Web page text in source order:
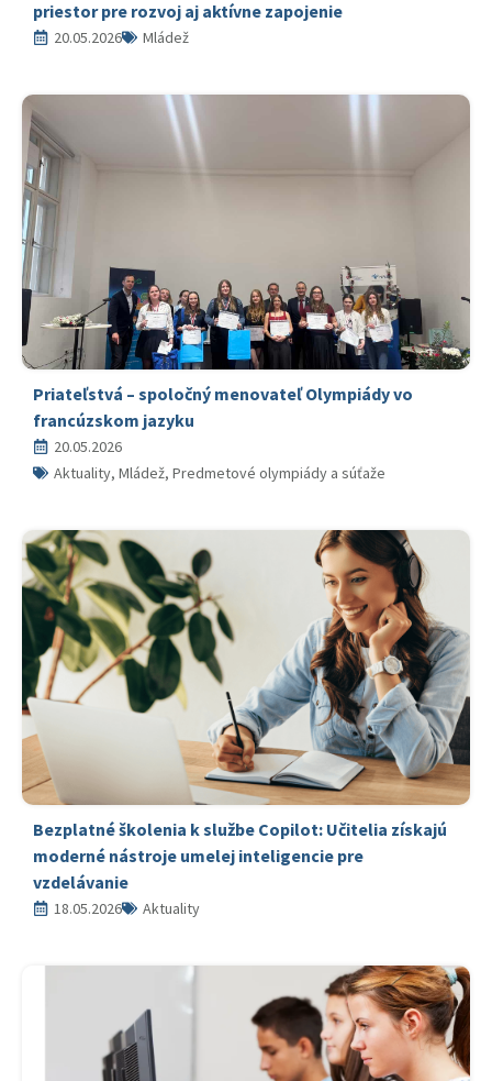
priestor pre rozvoj aj aktívne zapojenie
20.05.2026 Mládež
Priateľstvá – spoločný menovateľ Olympiády vo
francúzskom jazyku
20.05.2026
Aktuality, Mládež, Predmetové olympiády a súťaže
Bezplatné školenia k službe Copilot: Učitelia získajú
moderné nástroje umelej inteligencie pre
vzdelávanie
18.05.2026 Aktuality